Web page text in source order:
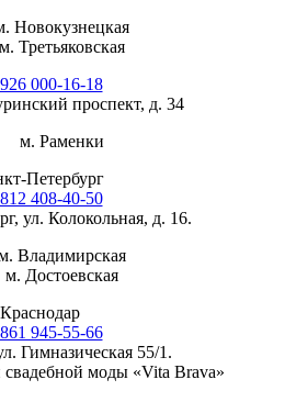
Новокузнецкая
м. Третьяковская
000-16-18
проспект, д. 34
м. Раменки
Петербург
408-40-50
ул. Колокольная, д. 16.
Владимирская
м. Достоевская
Краснодар
945-55-66
Гимназическая 55/1.
моды «Vita Brava»